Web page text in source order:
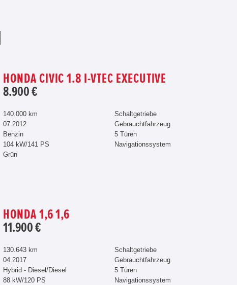
HONDA CIVIC 1.8 I-VTEC EXECUTIVE
8.900 €
140.000 km
07.2012
Benzin
104 kW/141 PS
Grün
Schaltgetriebe
Gebrauchtfahrzeug
5 Türen
Navigationssystem
HONDA 1,6 1,6
11.900 €
130.643 km
04.2017
Hybrid - Diesel/Diesel
88 kW/120 PS
Schaltgetriebe
Gebrauchtfahrzeug
5 Türen
Navigationssystem